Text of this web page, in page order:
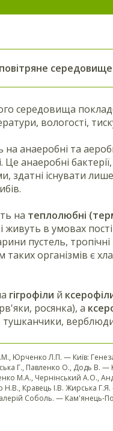
середовища
вологості,
анаеробні та
анаеробні
здатні існувати
на теплолюбні
живуть в умовах
пустель, тропічні
організмів є
гігрофіли й
росянка), а
тушканчики,
Юрченко Л.П. — Київ:
Г., Павленко О., Додь В. —
М.А., Чернінський А.О.,
Н.В., Кравець І.В. Жирська
Соболь. — Кам'янець-